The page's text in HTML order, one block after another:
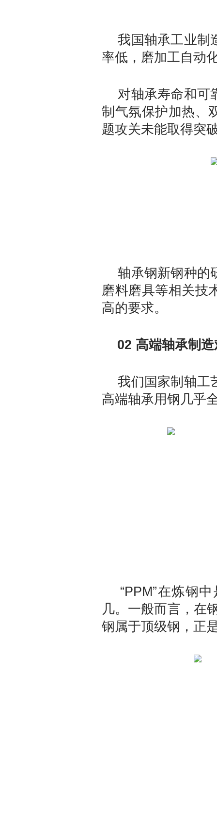
我国轴承工业制
率低，磨加工自动
对轴承寿命和可
制气氛保护加热、
题攻关未能取得突
轴承钢新钢种的
磨料磨具等相关技
高的要求。
02 高端轴承制造
我们国家制轴工
高端轴承用钢几乎
“PPM”在炼钢中
几。一般而言，在
钢属于顶级钢，正